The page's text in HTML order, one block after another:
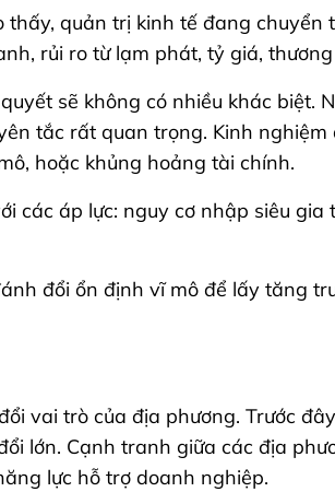
quản trị kinh tế đang chuyển
rủi ro từ lạm phát, tỷ giá,
sẽ không có nhiều khác
tắc rất quan trọng. Kinh
hoặc khủng hoảng tài chính.
các áp lực: nguy cơ nhập siêu
đổi ổn định vĩ mô để lấy tăng
vai trò của địa phương. Trước
lớn. Cạnh tranh giữa các địa
lực hỗ trợ doanh nghiệp.